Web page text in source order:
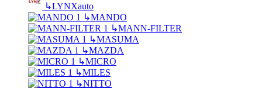
↳LYNXauto
↳MANDO
↳MANN-FILTER
↳MASUMA
↳MAZDA
↳MICRO
↳MILES
↳NITTO